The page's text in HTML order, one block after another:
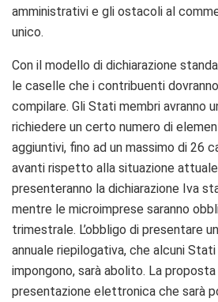
amministrativi e gli ostacoli al
unico.
Con il modello di dichiarazione
le caselle che i contribuenti
compilare. Gli Stati membri avranno
richiedere un certo numero di
aggiuntivi, fino ad un massimo di 26
avanti rispetto alla situazione
presenteranno la dichiarazione Iva
mentre le microimprese saranno
trimestrale. L’obbligo di presentare
annuale riepilogativa, che alcuni
impongono, sarà abolito. La
presentazione elettronica che sarà